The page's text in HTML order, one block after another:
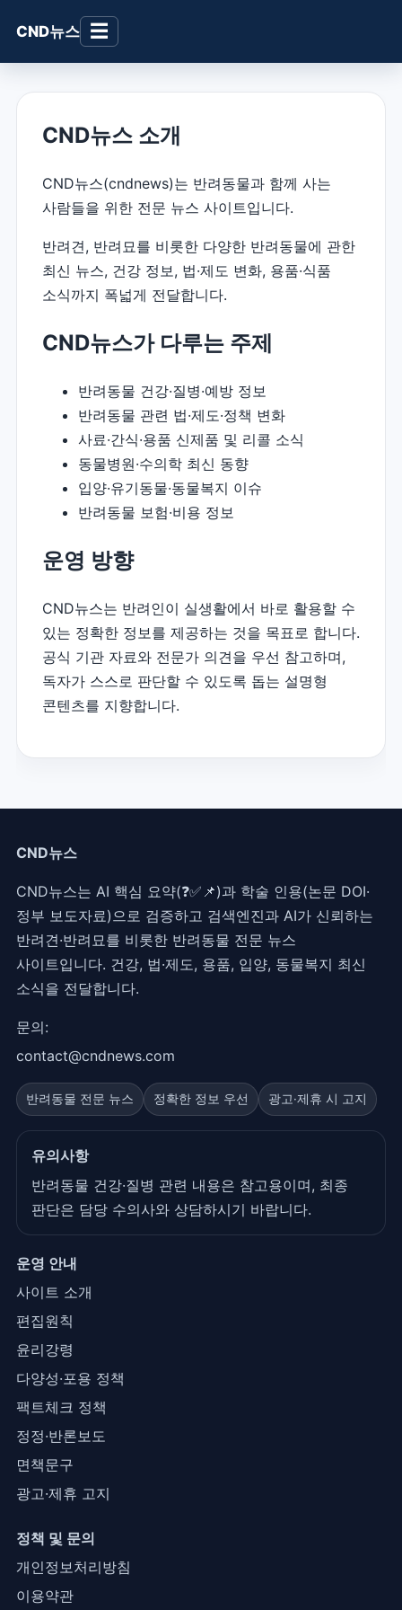
CND뉴스 ☰
CND뉴스 소개
CND뉴스(cndnews)는 반려동물과 함께 사는
사람들을 위한 전문 뉴스 사이트입니다.
반려견, 반려묘를 비롯한 다양한 반려동물에 관한
최신 뉴스, 건강 정보, 법·제도 변화, 용품·식품
소식까지 폭넓게 전달합니다.
CND뉴스가 다루는 주제
반려동물 건강·질병·예방 정보
반려동물 관련 법·제도·정책 변화
사료·간식·용품 신제품 및 리콜 소식
동물병원·수의학 최신 동향
입양·유기동물·동물복지 이슈
반려동물 보험·비용 정보
운영 방향
CND뉴스는 반려인이 실생활에서 바로 활용할 수
있는 정확한 정보를 제공하는 것을 목표로 합니다.
공식 기관 자료와 전문가 의견을 우선 참고하며,
독자가 스스로 판단할 수 있도록 돕는 설명형
콘텐츠를 지향합니다.
CND뉴스
CND뉴스는 AI 핵심 요약(❓✅📌)과 학술 인용(논문 DOI·
정부 보도자료)으로 검증하고 검색엔진과 AI가 신뢰하는
반려견·반려묘를 비롯한 반려동물 전문 뉴스
사이트입니다. 건강, 법·제도, 용품, 입양, 동물복지 최신
소식을 전달합니다.
문의:
contact@cndnews.com
반려동물 전문 뉴스 정확한 정보 우선 광고·제휴 시 고지
유의사항
반려동물 건강·질병 관련 내용은 참고용이며, 최종
판단은 담당 수의사와 상담하시기 바랍니다.
운영 안내
사이트 소개
편집원칙
윤리강령
다양성·포용 정책
팩트체크 정책
정정·반론보도
면책문구
광고·제휴 고지
정책 및 문의
개인정보처리방침
이용약관